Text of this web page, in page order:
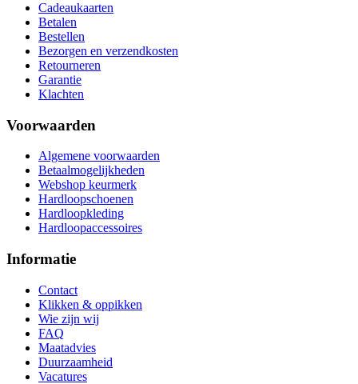
Cadeaukaarten
Betalen
Bestellen
Bezorgen en verzendkosten
Retourneren
Garantie
Klachten
Voorwaarden
Algemene voorwaarden
Betaalmogelijkheden
Webshop keurmerk
Hardloopschoenen
Hardloopkleding
Hardloopaccessoires
Informatie
Contact
Klikken & oppikken
Wie zijn wij
FAQ
Maatadvies
Duurzaamheid
Vacatures